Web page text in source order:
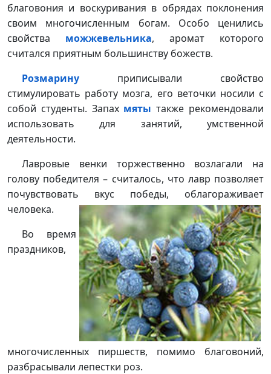
благовония и воскуривания в обрядах поклонения
своим многочисленным богам. Особо ценились
свойства можжевельника, аромат которого
считался приятным большинству божеств.
Розмарину приписывали свойство
стимулировать работу мозга, его веточки носили с
собой студенты. Запах мятытакже рекомендовали
использовать для занятий, умственной
деятельности.
Лавровые венки торжественно возлагали на
голову победителя – считалось, что лавр позволяет
почувствовать вкус победы, облагораживает
человека.
Во время
праздников,
многочисленных пиршеств, помимо благовоний,
разбрасывали лепестки роз.